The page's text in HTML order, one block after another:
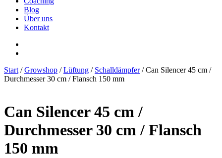
Blog
Über uns
Kontakt
Start /Growshop /Lüftung / Schalldämpfer/ Can Silencer 45 cm /
Durchmesser 30 cm / Flansch 150 mm
Can Silencer 45 cm /
Durchmesser 30 cm / Flansch
150 mm